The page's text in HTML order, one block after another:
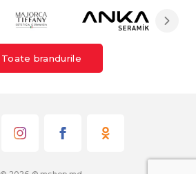
Toate brandurile